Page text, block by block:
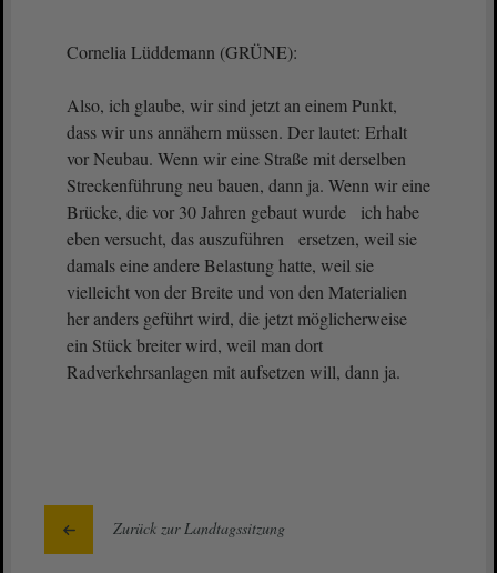
Cornelia Lüddemann (GRÜNE):
Also, ich glaube, wir sind jetzt an einem Punkt,
dass wir uns annähern müssen. Der lautet: Erhalt
vor Neubau. Wenn wir eine Straße mit derselben
Streckenführung neu bauen, dann ja. Wenn wir eine
Brücke, die vor 30 Jahren gebaut wurde ich habe
eben versucht, das auszuführen ersetzen, weil sie
damals eine andere Belastung hatte, weil sie
vielleicht von der Breite und von den Materialien
her anders geführt wird, die jetzt möglicherweise
ein Stück breiter wird, weil man dort
Radverkehrsanlagen mit aufsetzen will, dann ja.
Zurück zur Landtagssitzung